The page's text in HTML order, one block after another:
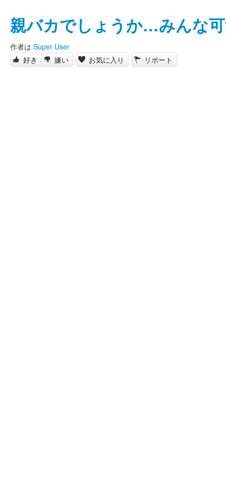
親バカでしょうか…みんな
作者は Super User
好き
嫌い お気に入り リポート